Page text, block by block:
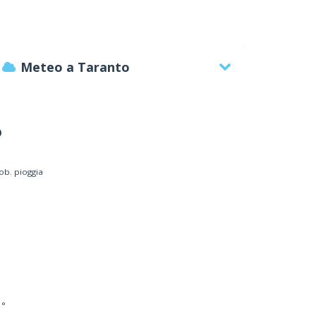
D'AZEGLIO, 10 - 74100
Meteo a Taranto
pioggia